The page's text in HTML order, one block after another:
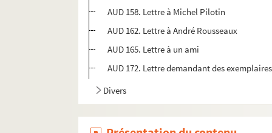
AUD 158. Lettre à Michel Pilotin
AUD 162. Lettre à André Rousseaux
AUD 165. Lettre à un ami
AUD 172. Lettre demandant des
Divers